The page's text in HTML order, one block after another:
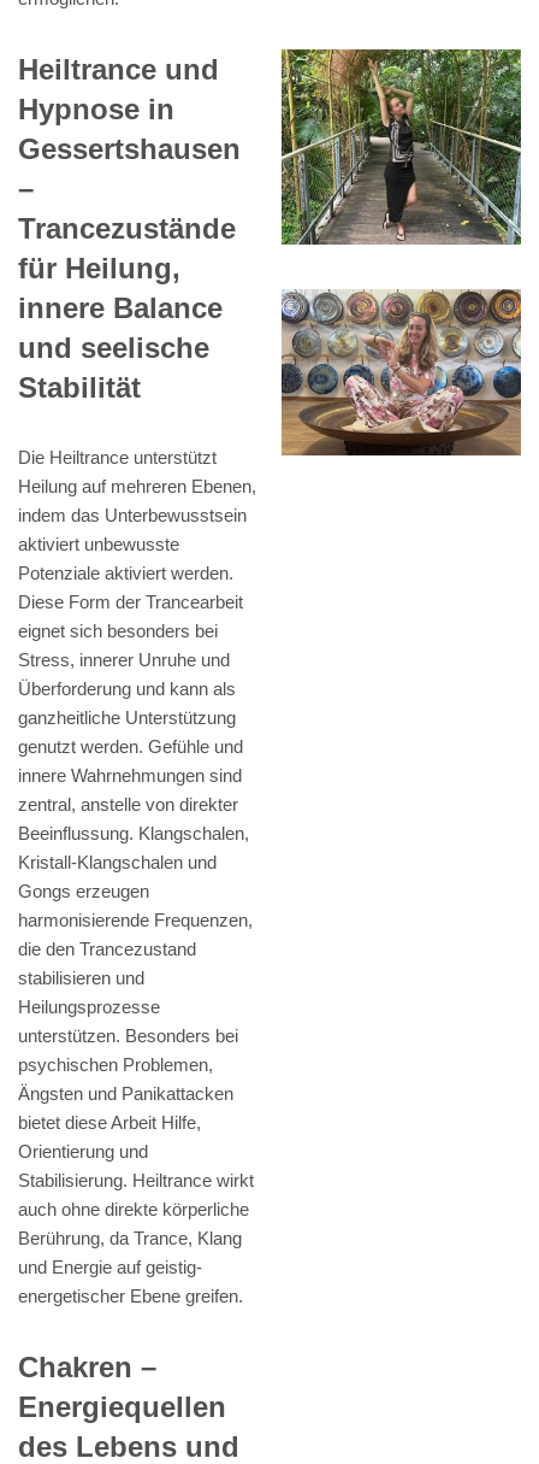
Heiltrance und
Hypnose in
Gessertshausen
–
Trancezustände
für Heilung,
innere Balance
und seelische
Stabilität
Die Heiltrance unterstützt
Heilung auf mehreren Ebenen,
indem das Unterbewusstsein
aktiviert unbewusste
Potenziale aktiviert werden.
Diese Form der Trancearbeit
eignet sich besonders bei
Stress, innerer Unruhe und
Überforderung und kann als
ganzheitliche Unterstützung
genutzt werden. Gefühle und
innere Wahrnehmungen sind
zentral, anstelle von direkter
Beeinflussung. Klangschalen,
Kristall-Klangschalen und
Gongs erzeugen
harmonisierende Frequenzen,
die den Trancezustand
stabilisieren und
Heilungsprozesse
unterstützen. Besonders bei
psychischen Problemen,
Ängsten und Panikattacken
bietet diese Arbeit Hilfe,
Orientierung und
Stabilisierung. Heiltrance wirkt
auch ohne direkte körperliche
Berührung, da Trance, Klang
und Energie auf geistig-
energetischer Ebene greifen.
Chakren –
Energiequellen
des Lebens und